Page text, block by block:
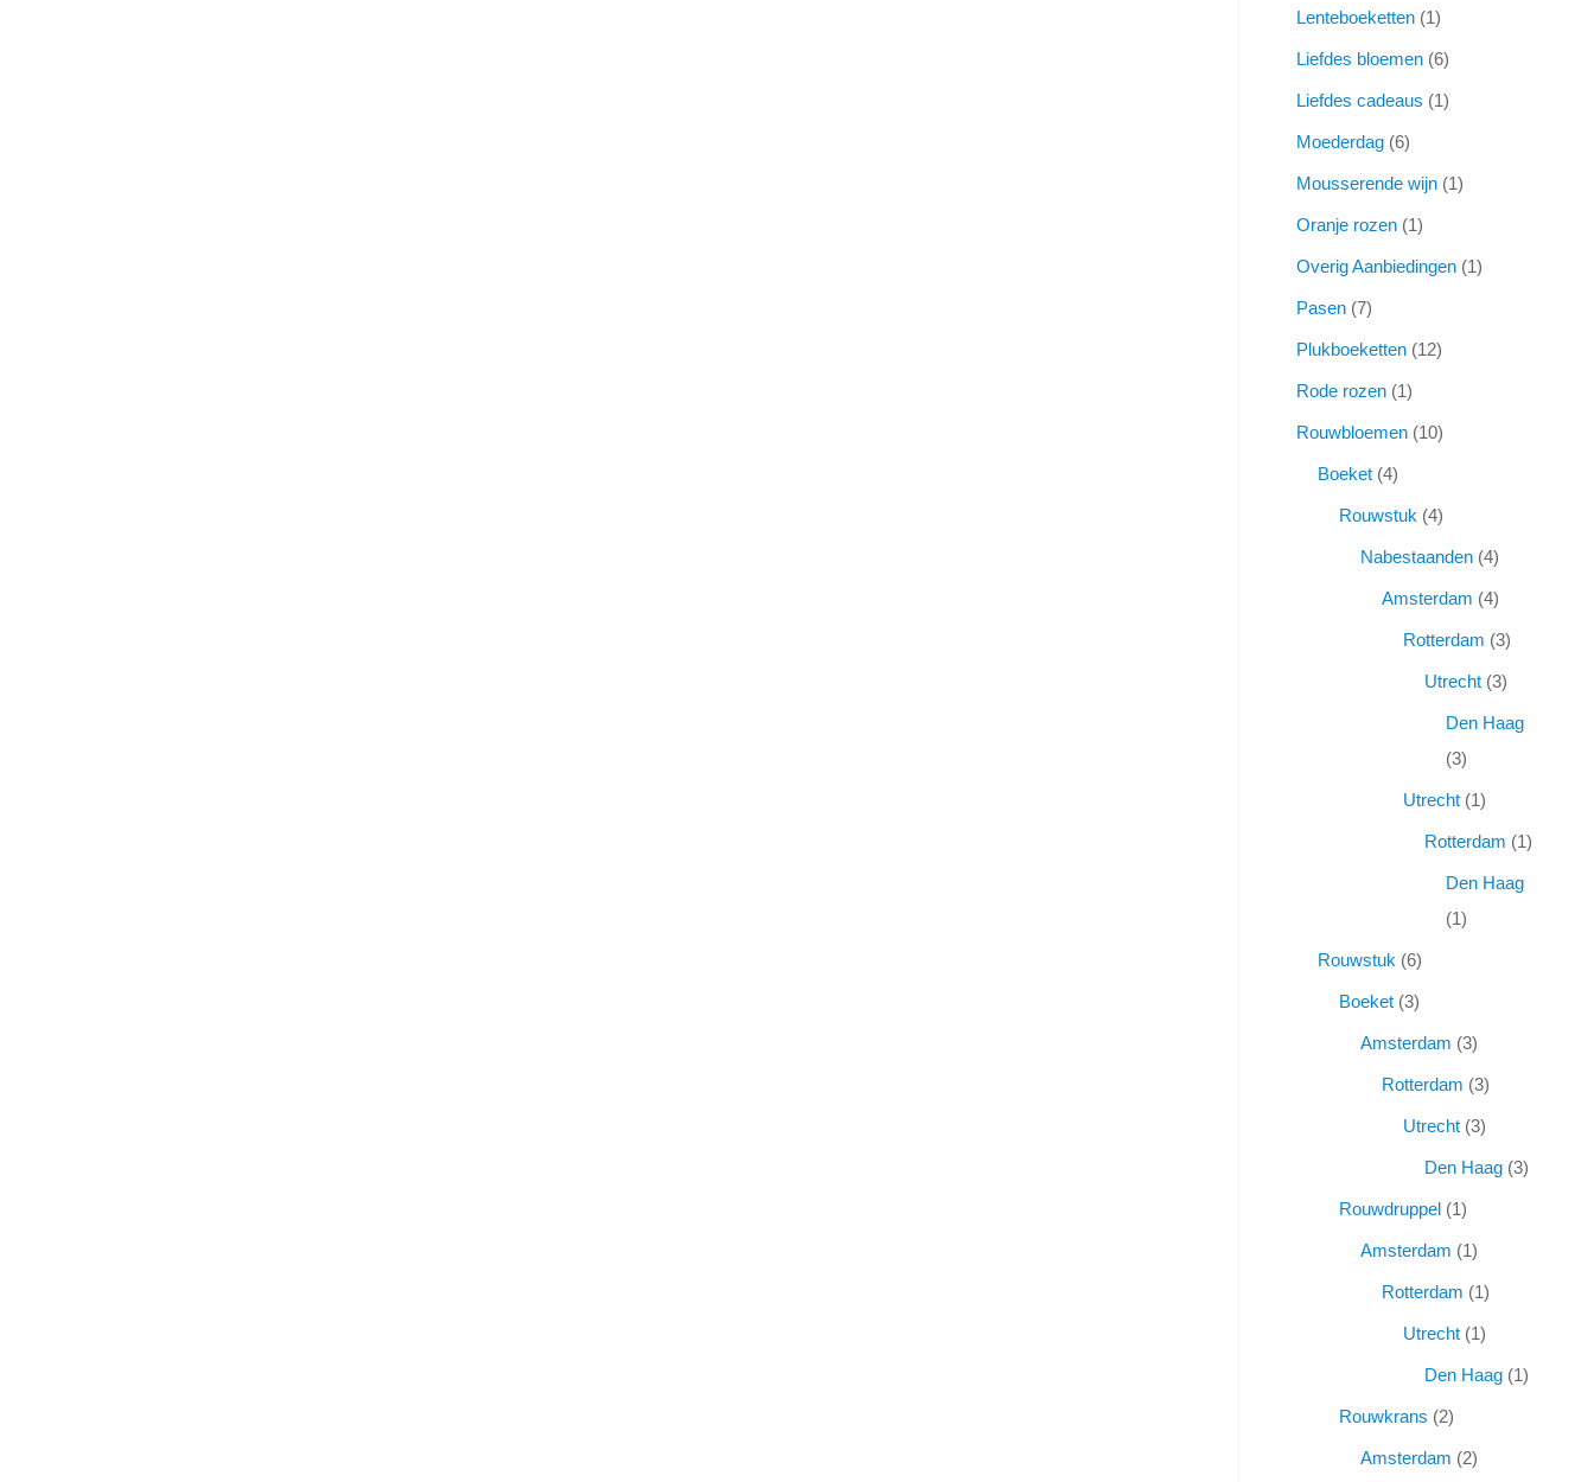
Lenteboeketten 1
Liefdes bloemen 6
Liefdes cadeaus 1
Moederdag 6
Mousserende wijn 1
Oranje rozen 1
Overig Aanbiedingen 1
Pasen 7
Plukboeketten 12
Rode rozen 1
Rouwbloemen 10
Boeket 4
Rouwstuk 4
Nabestaanden 4
Amsterdam 4
Rotterdam 3
Utrecht 3
Den Haag
3
Utrecht 1
Rotterdam 1
Den Haag
1
Rouwstuk 6
Boeket 3
Amsterdam 3
Rotterdam 3
Utrecht 3
Den Haag 3
Rouwdruppel 1
Amsterdam 1
Rotterdam 1
Utrecht 1
Den Haag 1
Rouwkrans 2
Amsterdam 2